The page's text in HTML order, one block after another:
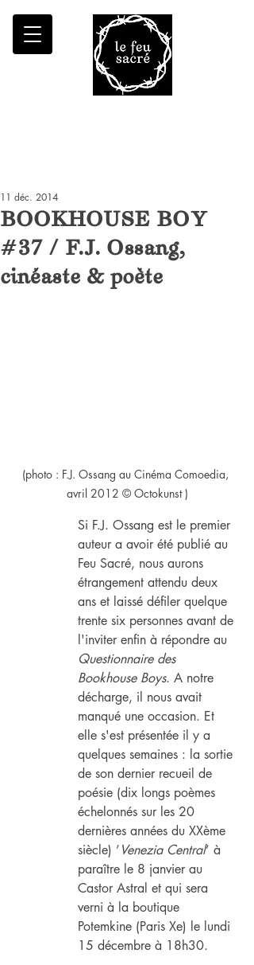
BOOKHOUSE BOY
#37 / F.J. Ossang,
cinéaste & poète
11 déc. 2014
(photo : F.J. Ossang au Cinéma Comoedia,
avril 2012 © Octokunst )
Si F.J. Ossang est le premier
auteur a avoir été publié au
Feu Sacré, nous aurons
étrangement attendu deux
ans et laissé défiler quelque
trente six personnes avant de
l'inviter enfin à répondre au
Questionnaire des
Bookhouse Boys. A notre
décharge, il nous avait
manqué une occasion. Et
elle s'est présentée il y a
quelques semaines : la sortie
de son dernier recueil de
poésie (dix longs poèmes
échelonnés sur les 20
dernières années du XXème
siècle) ’Venezia Central’ à
paraître le 8 janvier au
Castor Astral et qui sera
verni à la boutique
Potemkine (Paris Xe) le lundi
15 décembre à 18h30.